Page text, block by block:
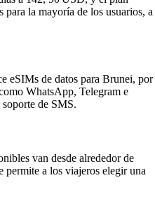
la mayoría de los usuarios, a
eSIMs de datos para Brunei, por
WhatsApp, Telegram e
de SMS.
van desde alrededor de
a los viajeros elegir una